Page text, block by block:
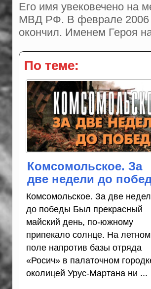
Его имя увековечено на
МВД РФ. В феврале 2006
окончил. Именем Героя
По теме:
Комсомольское. За
две недели до
Комсомольское. За две
до победы Был прекрасный
майский день, по-южному
припекало солнце. На летном
поле напротив базы отряда
«Росич» в палаточном
околицей Урус-Мартана ни ...